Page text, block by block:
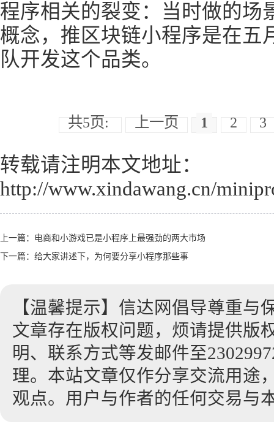
程序相关的裂变：当时做的场
概念，推区块链小程序是在五
队开发这个品类。
共5页: 上一页 1 2 3
转载请注明本文地址：
http://www.xindawang.cn/
上一篇： 电商和小游戏已是小程序上最强劲的两大市场
下一篇： 给大家讲述下，为何要分享小程序那些事
【温馨提示】信达网倡导尊重与
文章存在版权问题，烦请提供版
明、联系方式等发邮件至
理。本站文章仅作分享交流用途
观点。用户与作者的任何交易与